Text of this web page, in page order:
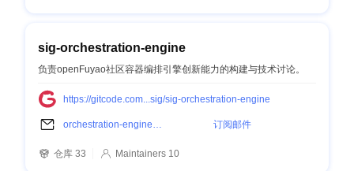
sig-orchestration-engine
负责openFuyao社区容器编排引擎创新能力的构建与技术讨论。
https://gitcode.com...sig/sig-orchestration-engine
orchestration-engine@list.openfuyao.cn 订阅邮件
仓库 33 Maintainers 10